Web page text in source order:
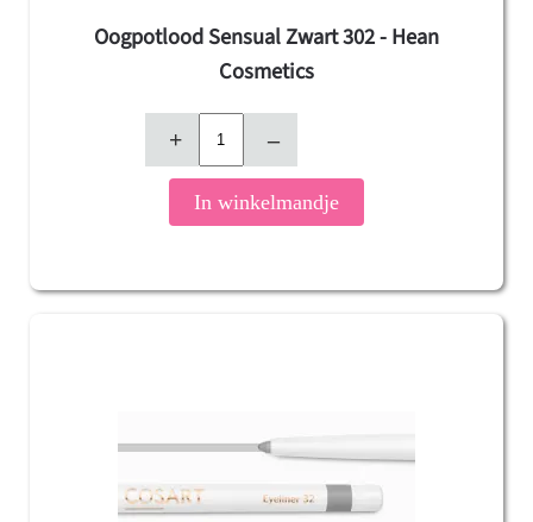
Oogpotlood Sensual Zwart 302 - Hean
Cosmetics
+ –
In winkelmandje